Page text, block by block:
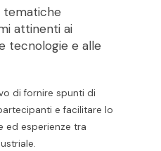
tematiche
attinenti ai
tecnologie e alle
di fornire spunti di
e facilitare lo
ed esperienze tra